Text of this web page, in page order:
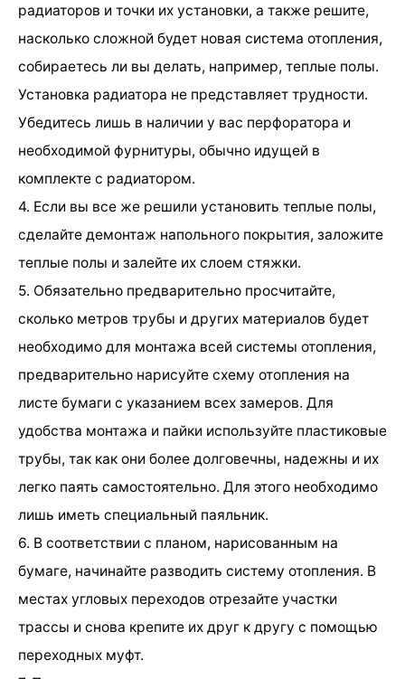
радиаторов и точки их установки, а также решите,
насколько сложной будет новая система отопления,
собираетесь ли вы делать, например, теплые полы.
Установка радиатора не представляет трудности.
Убедитесь лишь в наличии у вас перфоратора и
необходимой фурнитуры, обычно идущей в
комплекте с радиатором.
4. Если вы все же решили установить теплые полы,
сделайте демонтаж напольного покрытия, заложите
теплые полы и залейте их слоем стяжки.
5. Обязательно предварительно просчитайте,
сколько метров трубы и других материалов будет
необходимо для монтажа всей системы отопления,
предварительно нарисуйте схему отопления на
листе бумаги с указанием всех замеров. Для
удобства монтажа и пайки используйте пластиковые
трубы, так как они более долговечны, надежны и их
легко паять самостоятельно. Для этого необходимо
лишь иметь специальный паяльник.
6. В соответствии с планом, нарисованным на
бумаге, начинайте разводить систему отопления. В
местах угловых переходов отрезайте участки
трассы и снова крепите их друг к другу с помощью
переходных муфт.